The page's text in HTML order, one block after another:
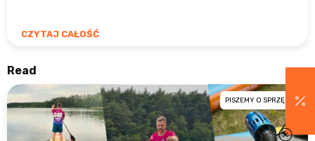
CZYTAJ CAŁOŚĆ
Read
PISZEMY O SPRZĘCIE